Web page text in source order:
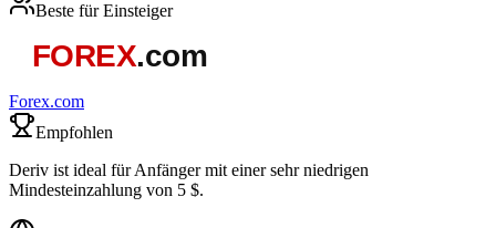
Beste für Einsteiger
Forex.com
Empfohlen
Deriv ist ideal für Anfänger mit einer sehr niedrigen
Mindesteinzahlung von 5 $.